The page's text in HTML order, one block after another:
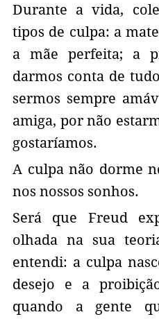
Durante a vida,
tipos de culpa: a
a mãe perfeita; a
darmos conta de
sermos sempre
amiga, por não
gostaríamos.
A culpa não dorme
nos nossos sonhos.
Será que Freud
olhada na sua
entendi: a culpa
desejo e a
quando a gente